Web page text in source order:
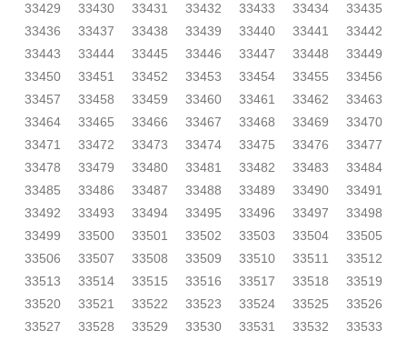
33429
33430 33431 33432 33433 33434
33435
33436
33437 33438 33439 33440 33441
33442
33443
33444 33445 33446 33447 33448
33449
33450
33451 33452 33453 33454 33455
33456
33457
33458 33459 33460 33461 33462
33463
33464
33465 33466 33467 33468 33469
33470
33471
33472 33473 33474 33475 33476
33477
33478
33479 33480 33481 33482 33483
33484
33485
33486 33487 33488 33489 33490
33491
33492
33493 33494 33495 33496 33497
33498
33499
33500 33501 33502 33503 33504
33505
33506
33507 33508 33509 33510 33511
33512
33513
33514 33515 33516 33517 33518
33519
33520
33521 33522 33523 33524 33525
33526
33527
33528 33529 33530 33531 33532
33533